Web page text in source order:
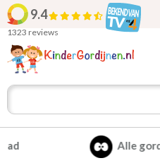
9.4
1323 reviews
Alle gordijnen